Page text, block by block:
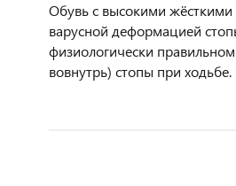
Обувь с высокими жёсткими
варусной деформацией
физиологически
вовнутрь) стопы при